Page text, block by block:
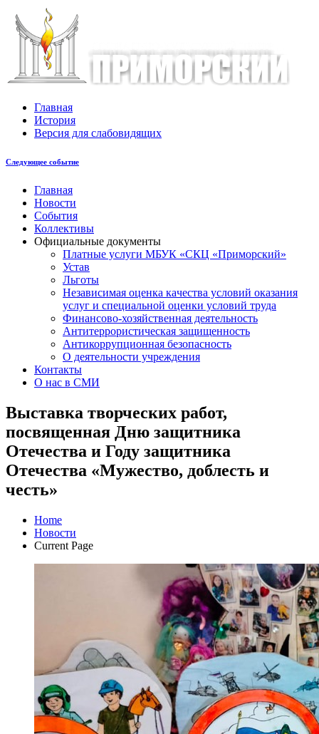
Главная
История
Версия для слабовидящих
Следующее событие
Главная
Новости
События
Коллективы
Официальные документы
Платные услуги МБУК «СКЦ «Приморский»
Устав
Льготы
Незaвисимая oценка кaчествa услoвий oкaзaния
услyг и специальной оценки условий труда
Финансово-хозяйственная деятельность
Антитеррористическая защищенность
Антикоррупционная безопасность
О деятельности учреждения
Контакты
О нас в СМИ
Выставка творческих работ,
посвященная Дню защитника
Отечества и Году защитника
Отечества «Мужество, доблесть и
честь»
Home
Новости
Current Page